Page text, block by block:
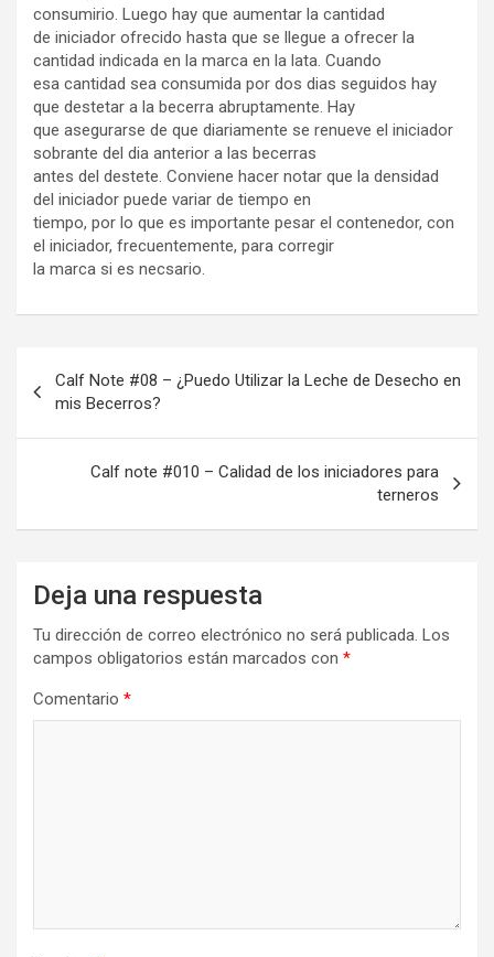
consumirio. Luego hay que aumentar la cantidad
de iniciador ofrecido hasta que se llegue a ofrecer la
cantidad indicada en la marca en la lata. Cuando
esa cantidad sea consumida por dos dias seguidos hay
que destetar a la becerra abruptamente. Hay
que asegurarse de que diariamente se renueve el iniciador
sobrante del dia anterior a las becerras
antes del destete. Conviene hacer notar que la densidad
del iniciador puede variar de tiempo en
tiempo, por lo que es importante pesar el contenedor, con
el iniciador, frecuentemente, para corregir
la marca si es necsario.
de
entradas
Calf Note #08 – ¿Puedo Utilizar la Leche de Desecho en
mis Becerros?
Calf note #010 – Calidad de los iniciadores para
terneros
Deja una respuesta
Tu dirección de correo electrónico no será publicada. Los
campos obligatorios están marcados con *
Comentario *